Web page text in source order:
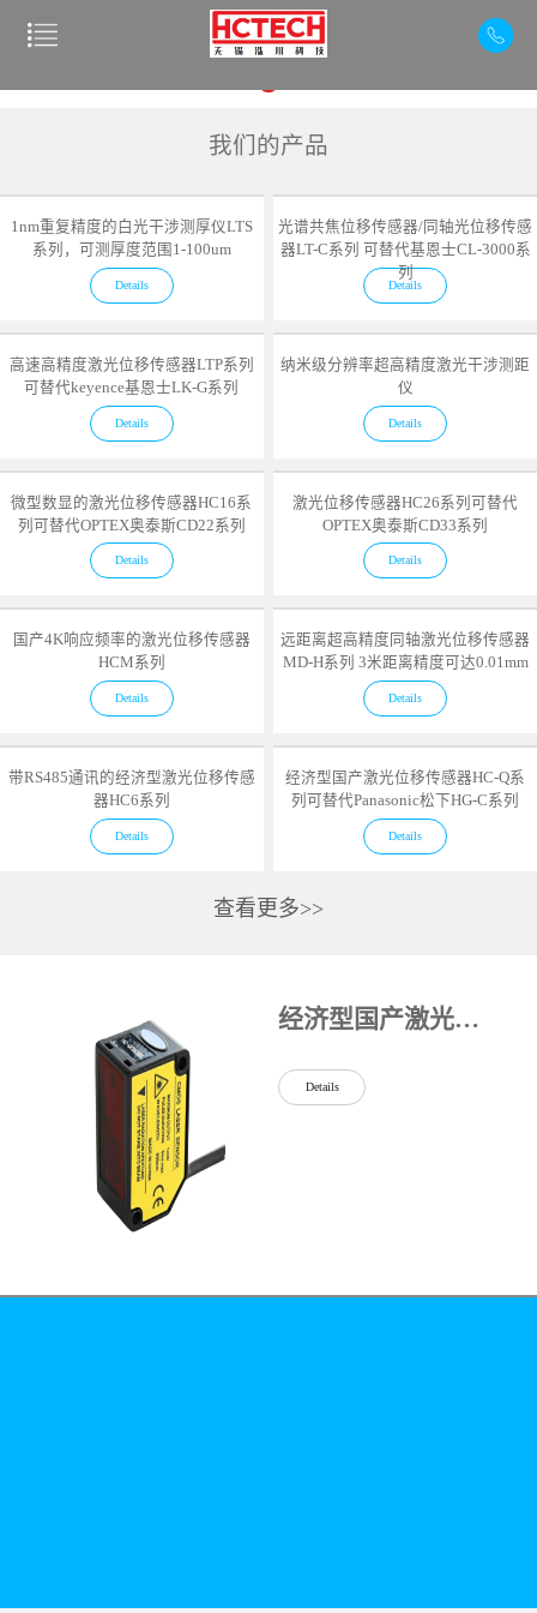
我们的产品
1nm重复精度的白光干涉测厚仪LTS
系列，可测厚度范围1-100um
Details
光谱共焦位移传感器/同轴光位移传感
器LT-C系列 可替代基恩士CL-3000系
列
Details
高速高精度激光位移传感器LTP系列
可替代keyence基恩士LK-G系列
Details
纳米级分辨率超高精度激光干涉测距
仪
Details
微型数显的激光位移传感器HC16系
列可替代OPTEX奥泰斯CD22系列
Details
激光位移传感器HC26系列可替代
OPTEX奥泰斯CD33系列
Details
国产4K响应频率的激光位移传感器
HCM系列
Details
远距离超高精度同轴激光位移传感器
MD-H系列 3米距离精度可达0.01mm
Details
带RS485通讯的经济型激光位移传感
器HC6系列
Details
经济型国产激光位移传感器HC-Q系
列可替代Panasonic松下HG-C系列
Details
查看更多>>
经济型国产激光位移传感器HC-Q系列可替代Panasonic松下HG-C系列
Details
有